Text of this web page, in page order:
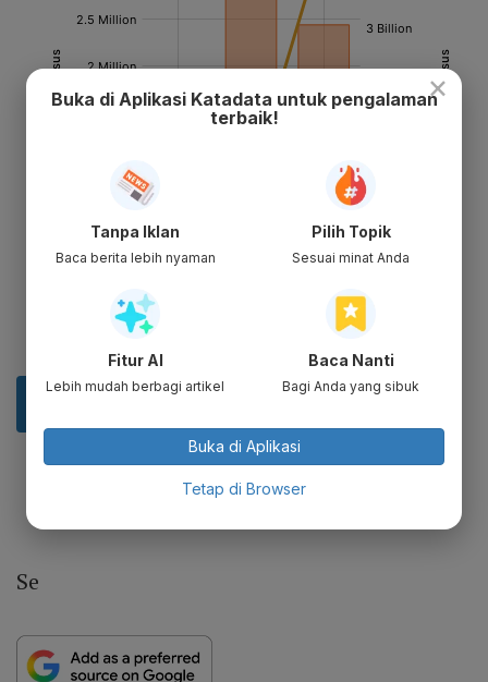
Se
×
Buka di Aplikasi Katadata untuk pengalaman
terbaik!
Tanpa Iklan
Baca berita lebih nyaman
Pilih Topik
Sesuai minat Anda
Fitur AI
Lebih mudah berbagi artikel
Baca Nanti
Bagi Anda yang sibuk
Buka di Aplikasi
Tetap di Browser